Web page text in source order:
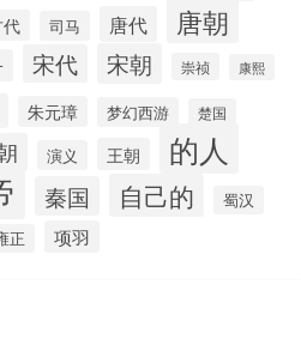
司马 唐代 唐朝
宋代 宋朝 崇祯 康熙
朱元璋 梦幻西游 楚国
演义 王朝 的人
秦国 自己的 蜀汉
正 项羽